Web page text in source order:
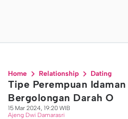
Home Relationship Dating
Tipe Perempuan
Bergolongan Darah O
15 Mar 2024, 19:20 WIB
Ajeng Dwi Damarasri